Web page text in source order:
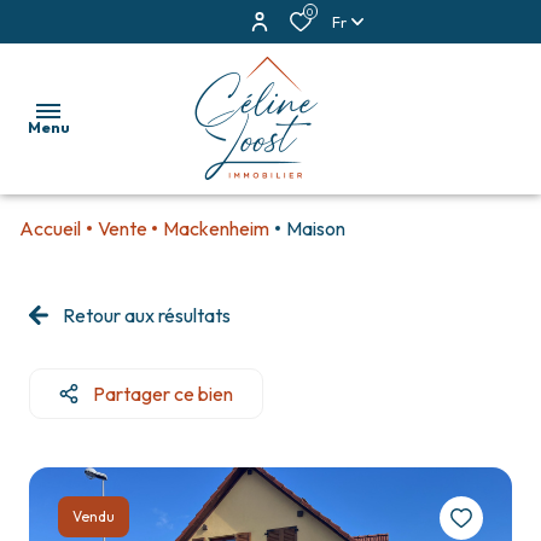
0 Fr
Menu
estimation
mail
Accueil Vente Mackenheim Maison
Retour aux résultats
Partager ce bien
Vendu